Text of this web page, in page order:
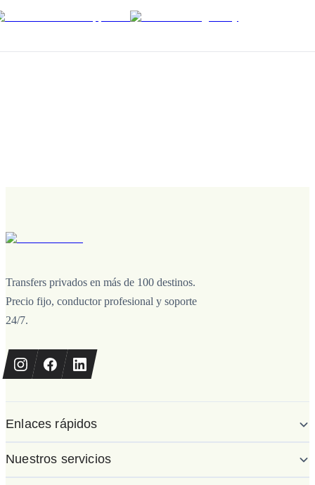
Transfers privados en más de 100 destinos.
Precio fijo, conductor profesional y soporte
24/7.
Enlaces rápidos
Nuestros servicios